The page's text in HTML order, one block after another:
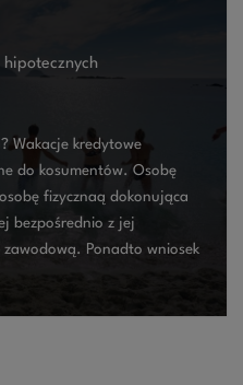
Wakacje kredytowe
do kosumentów. Osobę
fizycznaą dokonująca
bezpośrednio z jej
zawodową. Ponadto wniosek